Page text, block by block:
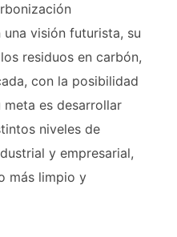
visión futurista, su
residuos en carbón,
con la posibilidad
es desarrollar
niveles de
y empresarial,
más limpio y